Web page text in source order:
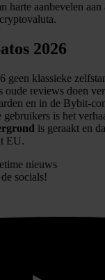
harte aanbevelen
2026
geen klassieke
oude reviews doen
en in de Bybit-
gebruikers is het
is geraakt en
EU.
nieuws
socials!